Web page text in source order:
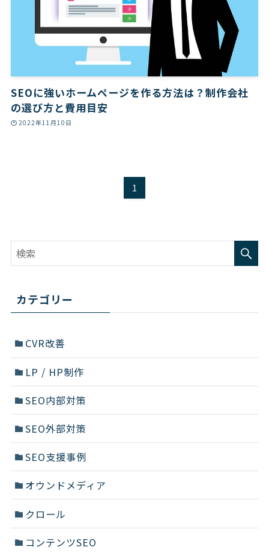
SEOに強いホームページを作る方法は？制作会社
の選び方と費用目安
2022年11月10日
1
カテゴリー
CVR改善
LP / HP制作
SEO内部対策
SEO外部対策
SEO支援事例
オウンドメディア
クロール
コンテンツSEO